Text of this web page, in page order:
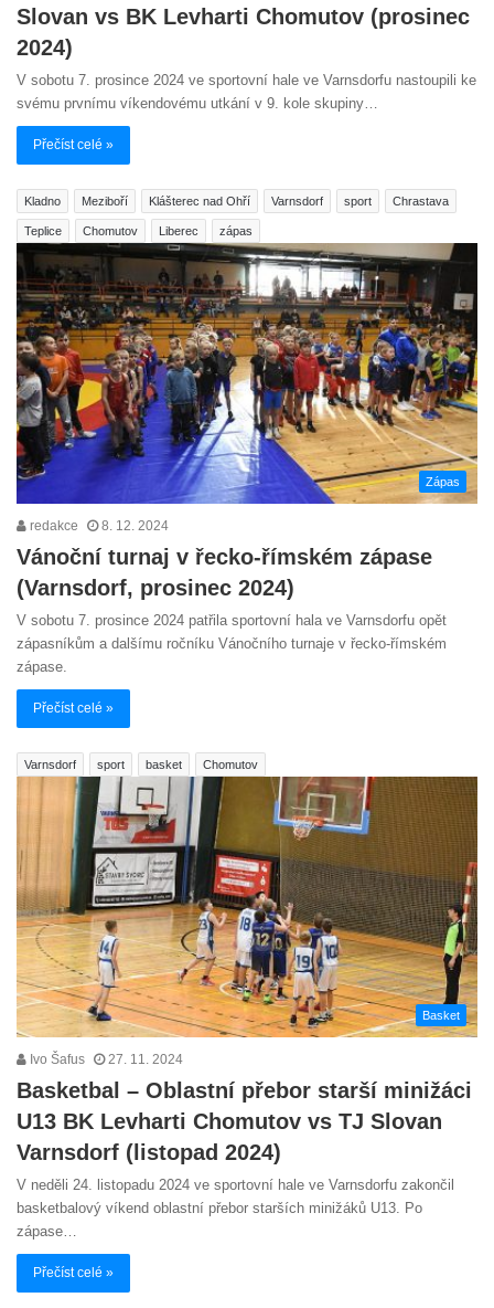
Slovan vs BK Levharti Chomutov (prosinec
2024)
V sobotu 7. prosince 2024 ve sportovní hale ve Varnsdorfu nastoupili ke
svému prvnímu víkendovému utkání v 9. kole skupiny…
Přečíst celé »
Kladno Meziboří Klášterec nad Ohří Varnsdorf sport Chrastava
Teplice Chomutov Liberec zápas
Zápas
redakce 8. 12. 2024
Vánoční turnaj v řecko-římském zápase
(Varnsdorf, prosinec 2024)
V sobotu 7. prosince 2024 patřila sportovní hala ve Varnsdorfu opět
zápasníkům a dalšímu ročníku Vánočního turnaje v řecko-římském
zápase.
Přečíst celé »
Varnsdorf sport basket Chomutov
Basket
Ivo Šafus 27. 11. 2024
Basketbal – Oblastní přebor starší minižáci
U13 BK Levharti Chomutov vs TJ Slovan
Varnsdorf (listopad 2024)
V neděli 24. listopadu 2024 ve sportovní hale ve Varnsdorfu zakončil
basketbalový víkend oblastní přebor starších minižáků U13. Po
zápase…
Přečíst celé »